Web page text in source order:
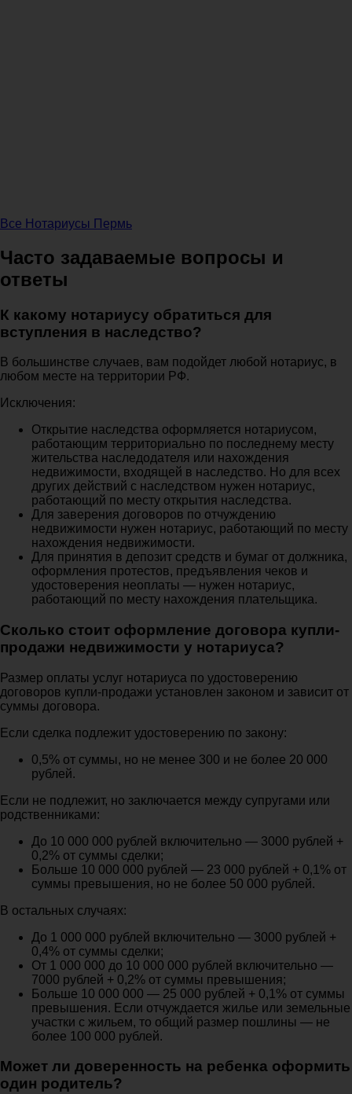
Все Нотариусы Пермь
Часто задаваемые вопросы и
ответы
К какому нотариусу обратиться для
вступления в наследство?
В большинстве случаев, вам подойдет любой нотариус, в
любом месте на территории РФ.
Исключения:
Открытие наследства оформляется нотариусом,
работающим территориально по последнему месту
жительства наследодателя или нахождения
недвижимости, входящей в наследство. Но для всех
других действий с наследством нужен нотариус,
работающий по месту открытия наследства.
Для заверения договоров по отчуждению
недвижимости нужен нотариус, работающий по месту
нахождения недвижимости.
Для принятия в депозит средств и бумаг от должника,
оформления протестов, предъявления чеков и
удостоверения неоплаты — нужен нотариус,
работающий по месту нахождения плательщика.
Сколько стоит оформление договора купли-
продажи недвижимости у нотариуса?
Размер оплаты услуг нотариуса по удостоверению
договоров купли-продажи установлен законом и зависит от
суммы договора.
Если сделка подлежит удостоверению по закону:
0,5% от суммы, но не менее 300 и не более 20 000
рублей.
Если не подлежит, но заключается между супругами или
родственниками:
До 10 000 000 рублей включительно — 3000 рублей +
0,2% от суммы сделки;
Больше 10 000 000 рублей — 23 000 рублей + 0,1% от
суммы превышения, но не более 50 000 рублей.
В остальных случаях:
До 1 000 000 рублей включительно — 3000 рублей +
0,4% от суммы сделки;
От 1 000 000 до 10 000 000 рублей включительно —
7000 рублей + 0,2% от суммы превышения;
Больше 10 000 000 — 25 000 рублей + 0,1% от суммы
превышения. Если отчуждается жилье или земельные
участки с жильем, то общий размер пошлины — не
более 100 000 рублей.
Может ли доверенность на ребенка оформить
один родитель?